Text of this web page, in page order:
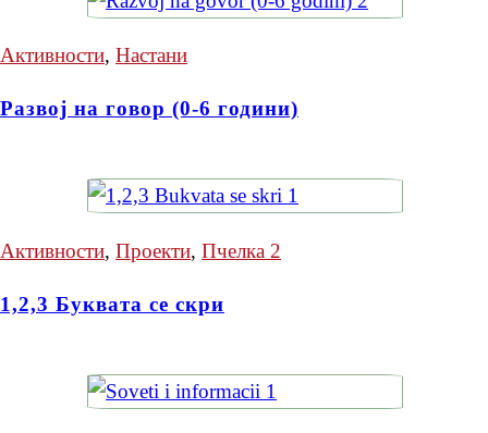
Активности, Настани
Развој на говор (0-6 години)
Активности, Проекти, Пчелка 2
1,2,3 Буквата се скри